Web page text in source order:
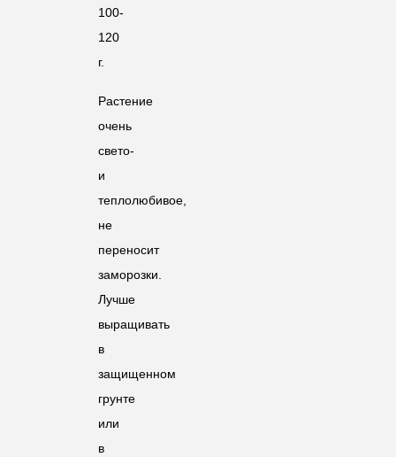
100-
120
г.
Растение
очень
свето-
и
теплолюбивое,
не
переносит
заморозки.
Лучше
выращивать
в
защищенном
грунте
или
в